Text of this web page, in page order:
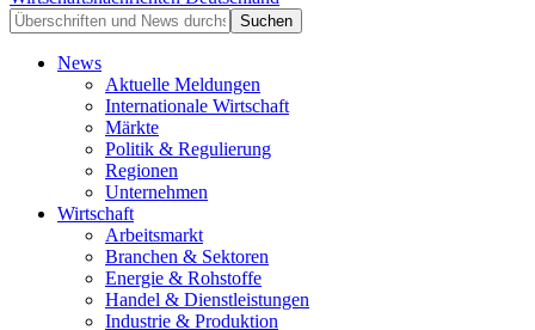
News
Aktuelle Meldungen
Internationale Wirtschaft
Märkte
Politik & Regulierung
Regionen
Unternehmen
Wirtschaft
Arbeitsmarkt
Branchen & Sektoren
Energie & Rohstoffe
Handel & Dienstleistungen
Industrie & Produktion